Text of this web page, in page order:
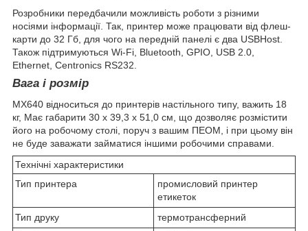
Розробники передбачили можливість роботи з різними
носіями інформації. Так, принтер може працювати від флеш-
карти до 32 Гб, для чого на передній панелі є два USBHost.
Також підтримуються Wi-Fi, Bluetooth, GPIO, USB 2.0,
Ethernet, Centronics RS232.
Вага і розмір
МХ640 відноситься до принтерів настільного типу, важить 18
кг, Має габарити 30 x 39,3 x 51,0 см, що дозволяє розмістити
його на робочому столі, поруч з вашим ПЕОМ, і при цьому він
не буде заважати займатися іншими робочими справами.
Технічні характеристики
Тип принтера
промисловий принтер
етикеток
Тип друку
термотрансферний